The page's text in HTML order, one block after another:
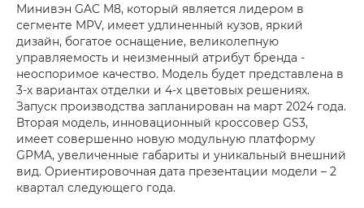
Минивэн GAC M8, который является лидером в
сегменте MPV, имеет удлиненный кузов, яркий
дизайн, богатое оснащение, великолепную
управляемость и неизменный атрибут бренда -
неоспоримое качество. Модель будет представлена в
3-х вариантах отделки и 4-х цветовых решениях.
Запуск производства запланирован на март 2024 года.
Вторая модель, инновационный кроссовер GS3,
имеет совершенно новую модульную платформу
GPMA, увеличенные габариты и уникальный внешний
вид. Ориентировочная дата презентации модели – 2
квартал следующего года.